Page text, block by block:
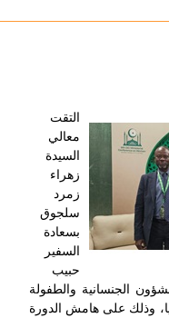
التقت
معالي
السيدة
زهراء
زمرد
سلجوق
بسعادة
السفير
حبيب
الجنسانية والطفولة
وذلك على هامش الدورة